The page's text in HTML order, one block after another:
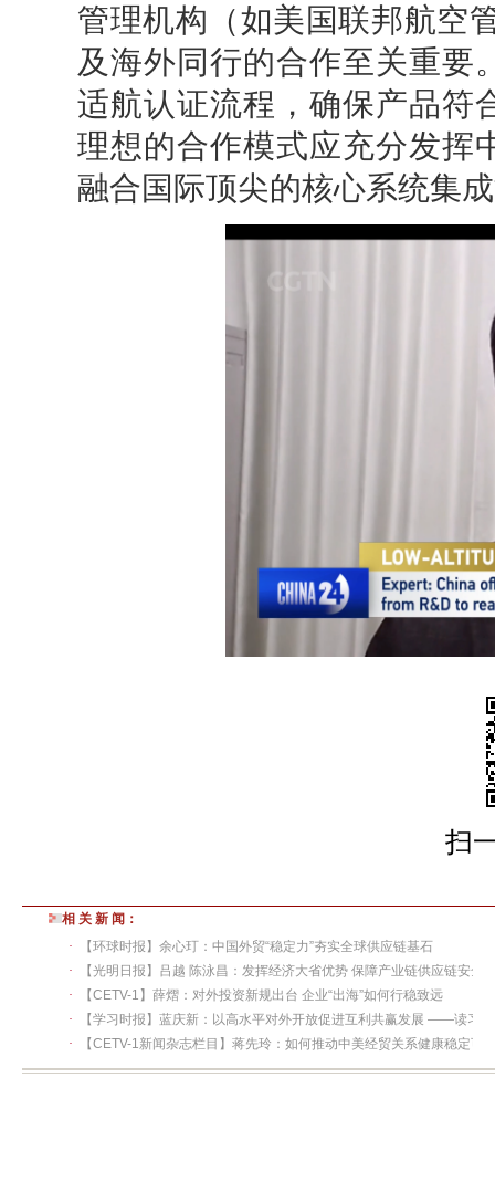
管理机构（如美国联邦航空
及海外同行的合作至关重要
适航认证流程，确保产品符
理想的合作模式应充分发挥
融合国际顶尖的核心系统集
扫
相 关 新 闻：